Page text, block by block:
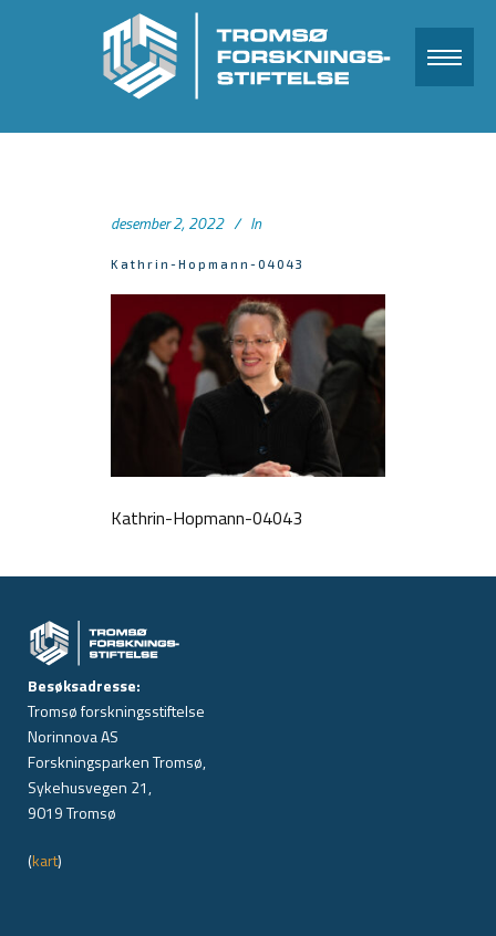
desember 2, 2022 In
Kathrin-Hopmann-04043
Kathrin-Hopmann-04043
Besøksadresse:
Tromsø forskningsstiftelse
Norinnova AS
Forskningsparken Tromsø,
Sykehusvegen 21,
9019 Tromsø
(kart)